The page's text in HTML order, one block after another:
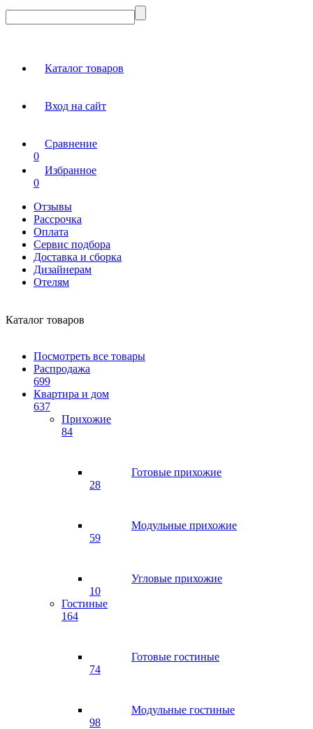
Каталог товаров
Вход на сайт
Сравнение
0
Избранное
0
Отзывы
Рассрочка
Оплата
Сервис подбора
Доставка и сборка
Дизайнерам
Отелям
Каталог товаров
Посмотреть все товары
Распродажа
699
Квартира и дом
637
Прихожие
84
Готовые прихожие
28
Модульные прихожие
59
Угловые прихожие
10
Гостиные
164
Готовые гостиные
74
Модульные гостиные
98